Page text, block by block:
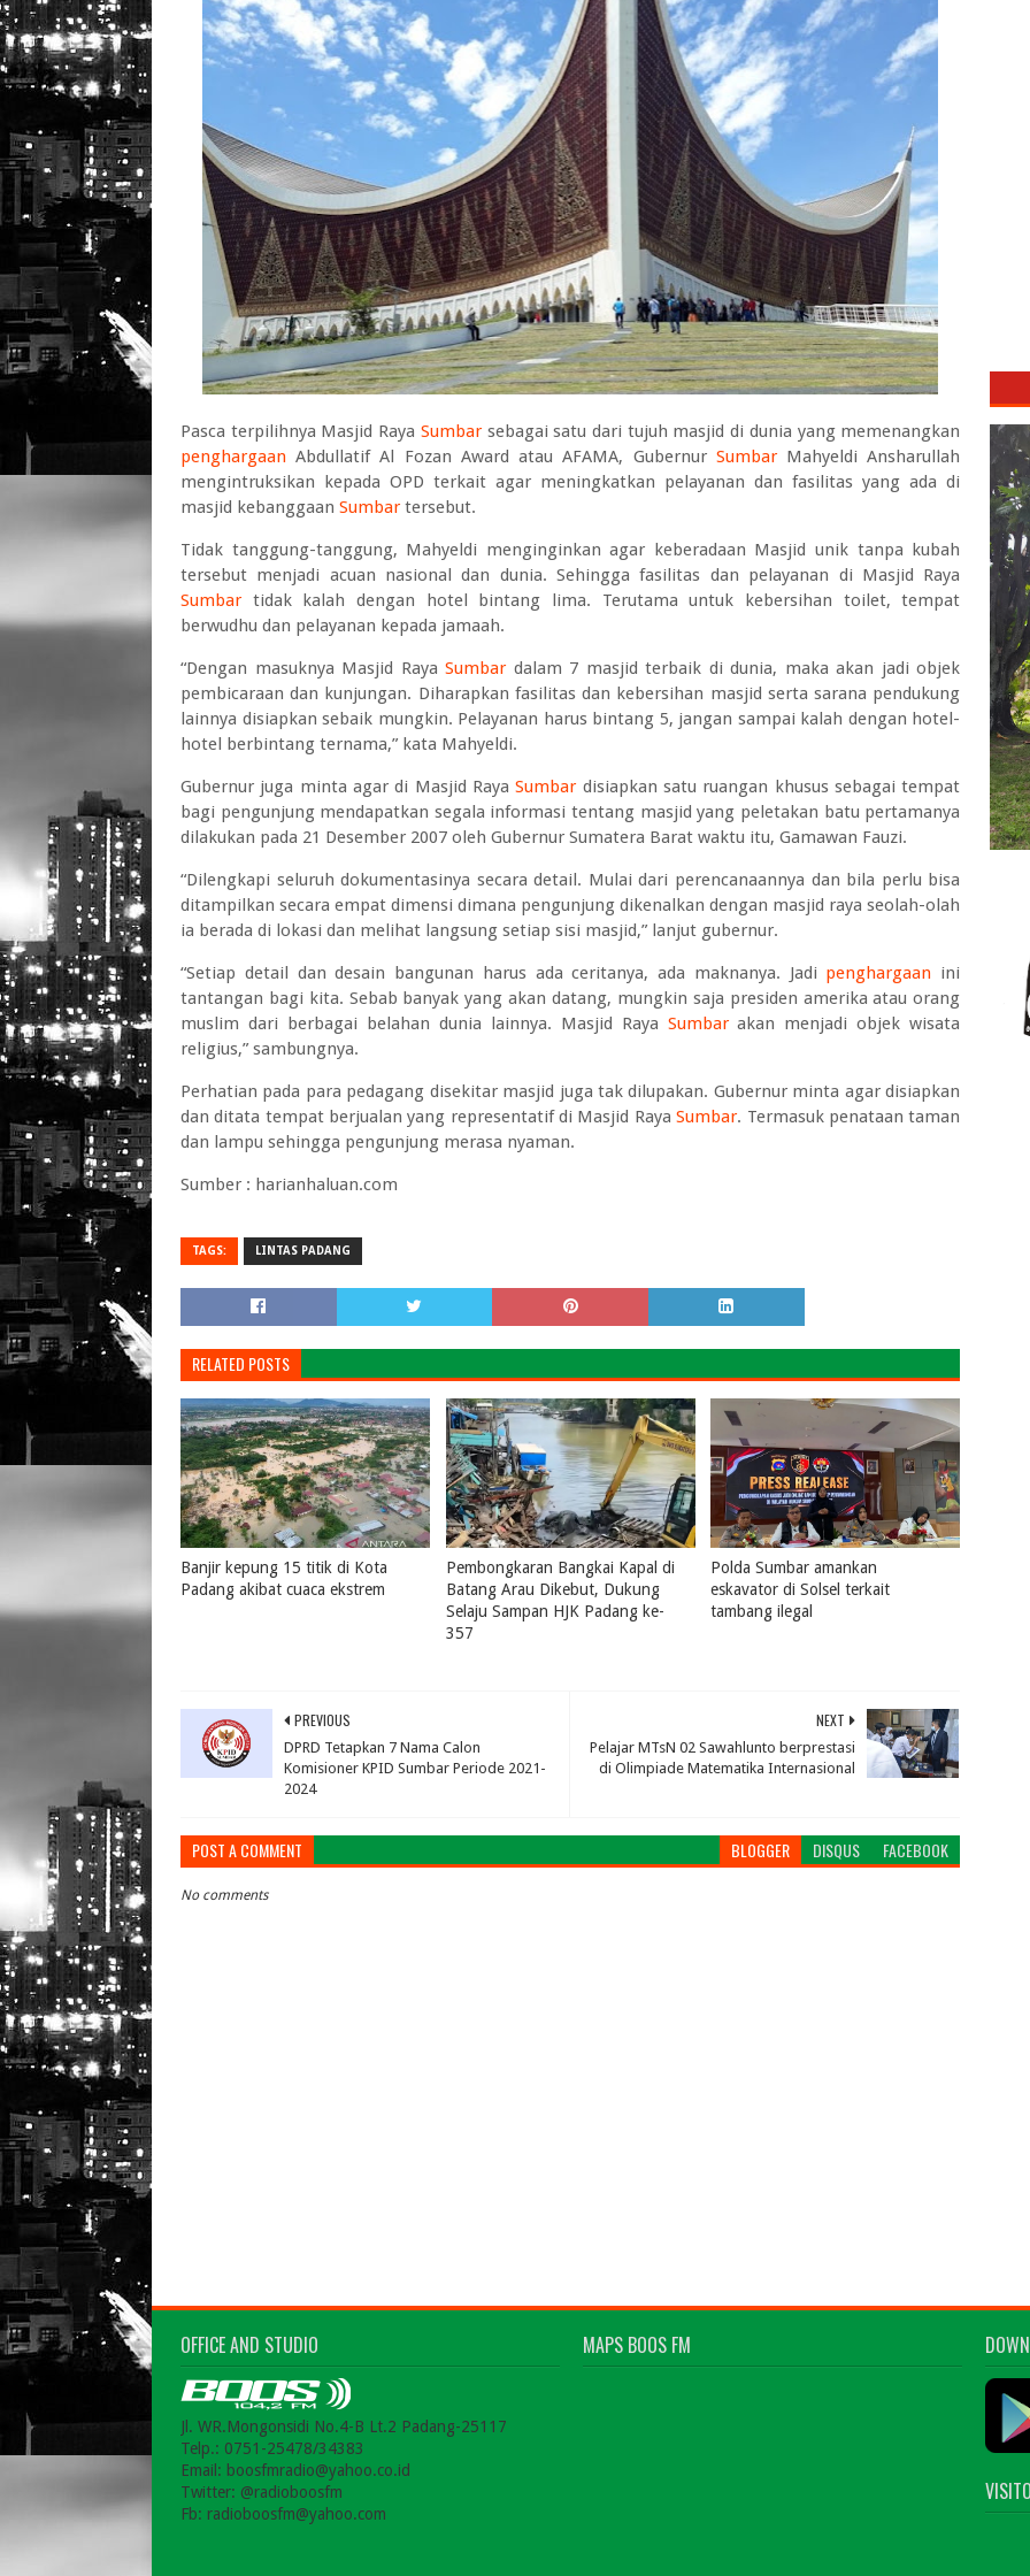
Pasca terpilihnya Masjid Raya Sumbarsebagai satu dari tujuh masjid di dunia yang memenangkan
penghargaan Abdullatif Al Fozan Award atau AFAMA, Gubernur SumbarMahyeldi Ansharullah
mengintruksikan kepada OPD terkait agar meningkatkan pelayanan dan fasilitas yang ada di
masjid kebanggaan Sumbartersebut.
Tidak tanggung-tanggung, Mahyeldi menginginkan agar keberadaan Masjid unik tanpa kubah
tersebut menjadi acuan nasional dan dunia. Sehingga fasilitas dan pelayanan di Masjid Raya
Sumbartidak kalah dengan hotel bintang lima. Terutama untuk kebersihan toilet, tempat
berwudhu dan pelayanan kepada jamaah.
“Dengan masuknya Masjid RayaSumbardalam 7 masjid terbaik di dunia, maka akan jadi objek
pembicaraan dan kunjungan. Diharapkan fasilitas dan kebersihan masjid serta sarana pendukung
lainnya disiapkan sebaik mungkin. Pelayanan harus bintang 5, jangan sampai kalah dengan hotel-
hotel berbintang ternama,” kata Mahyeldi.
Gubernur juga minta agar di Masjid RayaSumbardisiapkan satu ruangan khusus sebagai tempat
bagi pengunjung mendapatkan segala informasi tentang masjid yang peletakan batu pertamanya
dilakukan pada 21 Desember 2007 oleh Gubernur Sumatera Barat waktu itu, Gamawan Fauzi.
“Dilengkapi seluruh dokumentasinya secara detail. Mulai dari perencanaannya dan bila perlu bisa
ditampilkan secara empat dimensi dimana pengunjung dikenalkan dengan masjid raya seolah-olah
ia berada di lokasi dan melihat langsung setiap sisi masjid,” lanjut gubernur.
“Setiap detail dan desain bangunan harus ada ceritanya, ada maknanya. Jadi penghargaan ini
tantangan bagi kita. Sebab banyak yang akan datang, mungkin saja presiden amerika atau orang
muslim dari berbagai belahan dunia lainnya. Masjid Raya Sumbarakan menjadi objek wisata
religius,” sambungnya.
Perhatian pada para pedagang disekitar masjid juga tak dilupakan. Gubernur minta agar disiapkan
dan ditata tempat berjualan yang representatif di Masjid RayaSumbar. Termasuk penataan taman
dan lampu sehingga pengunjung merasa nyaman.
Sumber : harianhaluan.com
TAGS: LINTAS PADANG
RELATED POSTS
Banjir kepung 15 titik di Kota
Padang akibat cuaca ekstrem
Pembongkaran Bangkai Kapal di
Batang Arau Dikebut, Dukung
Selaju Sampan HJK Padang ke-
357
Polda Sumbar amankan
eskavator di Solsel terkait
tambang ilegal
NEXT
Pelajar MTsN 02 Sawahlunto berprestasi
di Olimpiade Matematika Internasional
PREVIOUS
DPRD Tetapkan 7 Nama Calon
Komisioner KPID Sumbar Periode 2021-
2024
POST A COMMENT BLOGGER DISQUS FACEBOOK
No comments
OFFICE AND STUDIO
Jl. WR.Mongonsidi No.4-B Lt.2 Padang-25117
Telp.: 0751-25478/34383
Email: boosfmradio@yahoo.co.id
Twitter: @radioboosfm
Fb: radioboosfm@yahoo.com
MAPS BOOS FM